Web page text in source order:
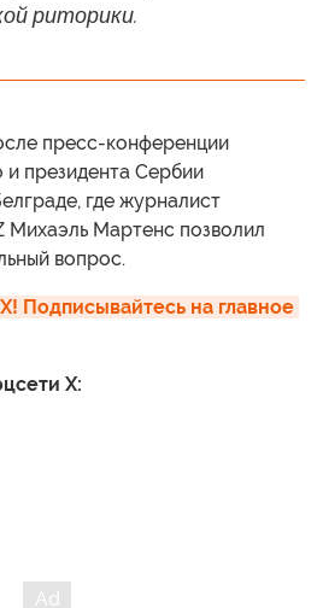
риторики.
пресс-конференции
президента Сербии
где журналист
Михаэль Мартенс позволил
вопрос.
Подписывайтесь на главное
X: